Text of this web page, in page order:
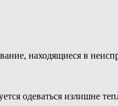
находящиеся в
одеваться излишне